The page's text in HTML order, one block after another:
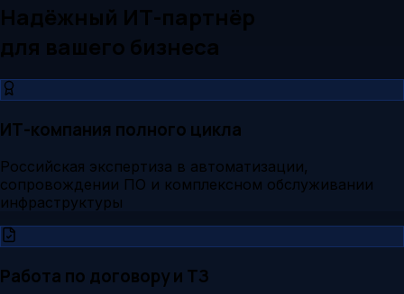
Надёжный ИТ-партнёр
для вашего бизнеса
ИТ-компания полного цикла
Российская экспертиза в автоматизации,
сопровождении ПО и комплексном обслуживании
инфраструктуры
Работа по договору и ТЗ